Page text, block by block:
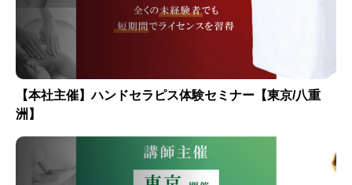
【本社主催】ハンドセラピス体験セミナー【東京/八重
洲】